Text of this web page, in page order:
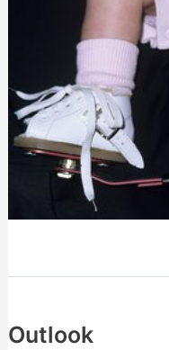
Outlook